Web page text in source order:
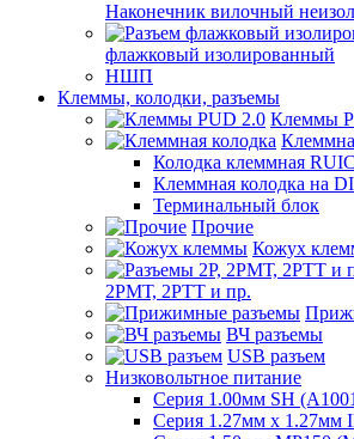
Наконечник вилочный
флажковый изолированный
НШП
Клеммы, колодки, разъемы
Клеммы
Колодка клеммная
Клеммная колодка на
Терминальный блок
Прочие
Кожух
2РМТ, 2РТТ и пр.
ВЧ разъемы
USB разъем
Низковольтное питание
Серия 1.00мм SH
Серия 1.27мм x 1.27мм